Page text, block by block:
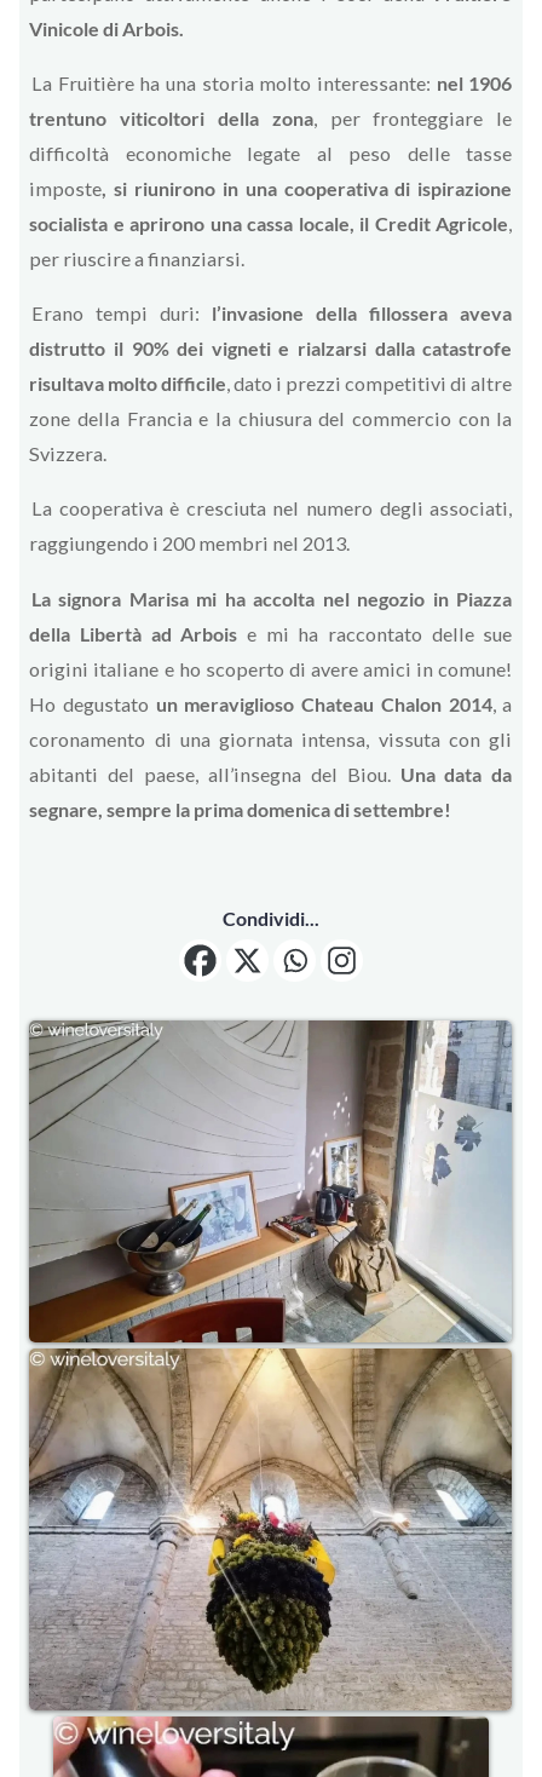
Vinicole di Arbois.
La Fruitière ha una storia molto interessante: nel 1906
trentuno viticoltori della zona, per fronteggiare le
difficoltà economiche legate al peso delle tasse
imposte, si riunirono in una cooperativa di ispirazione
socialista e aprirono una cassa locale, il Credit Agricole,
per riuscire a finanziarsi.
Erano tempi duri: l’invasione della fillossera aveva
distrutto il 90% dei vigneti e rialzarsi dalla catastrofe
risultava molto difficile, dato i prezzi competitivi di altre
zone della Francia e la chiusura del commercio con la
Svizzera.
La cooperativa è cresciuta nel numero degli associati,
raggiungendo i 200 membri nel 2013.
La signora Marisa mi ha accolta nel negozio in Piazza
della Libertà ad Arbois e mi ha raccontato delle sue
origini italiane e ho scoperto di avere amici in comune!
Ho degustato un meraviglioso Chateau Chalon 2014, a
coronamento di una giornata intensa, vissuta con gli
abitanti del paese, all’insegna del Biou. Una data da
segnare, sempre la prima domenica di settembre!
Condividi...